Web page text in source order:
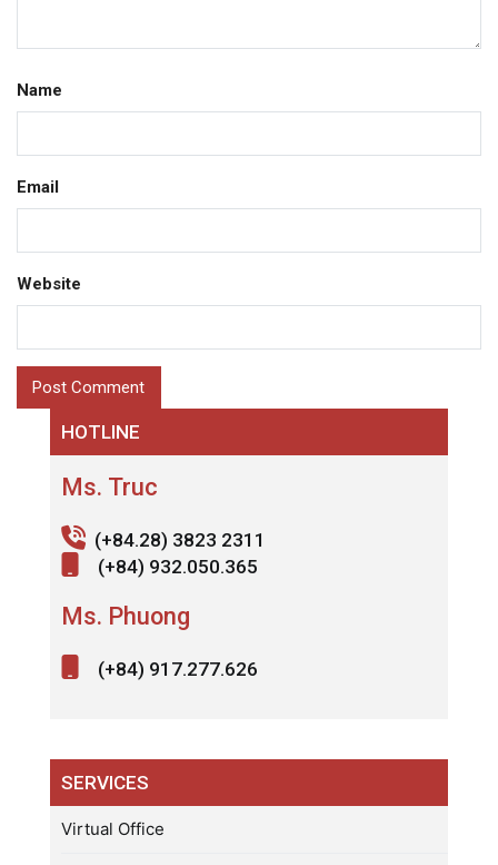
Name
Email
Website
HOTLINE
Ms. Truc
(+84.28) 3823 2311
(+84) 932.050.365
Ms. Phuong
(+84) 917.277.626
SERVICES
Virtual Office